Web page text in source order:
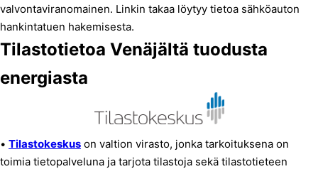
valvontaviranomainen. Linkin takaa löytyy tietoa sähköauton
hankintatuen hakemisesta.
Tilastotietoa Venäjältä tuodusta
energiasta
• Tilastokeskus on valtion virasto, jonka tarkoituksena on
toimia tietopalveluna ja tarjota tilastoja sekä tilastotieteen